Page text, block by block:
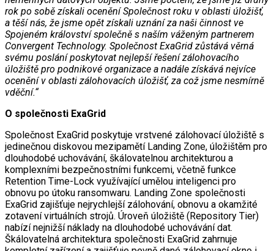
rok po sobě získali ocenění Společnost roku v oblasti úložišť,
a těší nás, že jsme opět získali uznání za naši činnost ve
Spojeném království společně s naším váženým partnerem
Convergent Technology. Společnost ExaGrid zůstává věrná
svému poslání poskytovat nejlepší řešení zálohovacího
úložiště pro podnikové organizace a nadále získává nejvíce
ocenění v oblasti zálohovacích úložišť, za což jsme nesmírně
vděční.“
O společnosti ExaGrid
Společnost ExaGrid poskytuje vrstvené zálohovací úložiště s
jedinečnou diskovou mezipamětí Landing Zone, úložištěm pro
dlouhodobé uchovávání, škálovatelnou architekturou a
komplexními bezpečnostními funkcemi, včetně funkce
Retention Time-Lock využívající umělou inteligenci pro
obnovu po útoku ransomwaru. Landing Zone společnosti
ExaGrid zajišťuje nejrychlejší zálohování, obnovu a okamžité
zotavení virtuálních strojů. Úroveň úložiště (Repository Tier)
nabízí nejnižší náklady na dlouhodobé uchovávání dat.
Škálovatelná architektura společnosti ExaGrid zahrnuje